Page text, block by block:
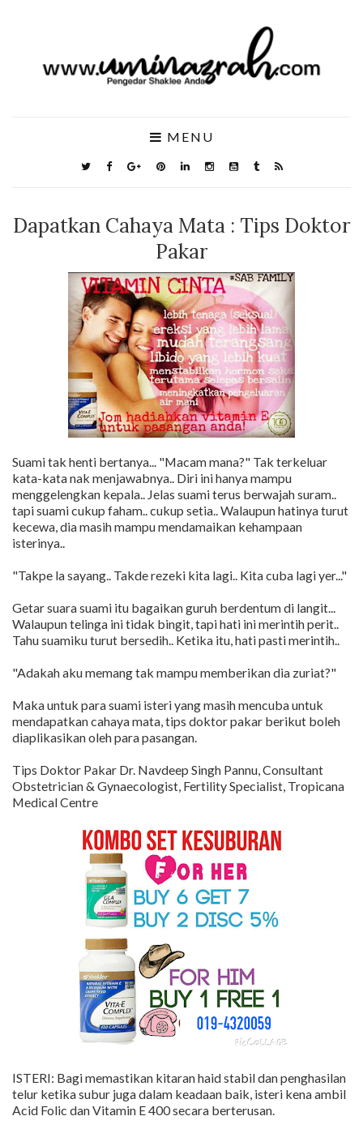
MENU
Dapatkan Cahaya Mata : Tips Doktor
Pakar
Suami tak henti bertanya... "Macam mana?" Tak terkeluar
kata-kata nak menjawabnya.. Diri ini hanya mampu
menggelengkan kepala.. Jelas suami terus berwajah suram..
tapi suami cukup faham.. cukup setia.. Walaupun hatinya turut
kecewa, dia masih mampu mendamaikan kehampaan
isterinya..
"Takpe la sayang.. Takde rezeki kita lagi.. Kita cuba lagi yer..."
Getar suara suami itu bagaikan guruh berdentum di langit...
Walaupun telinga ini tidak bingit, tapi hati ini merintih perit..
Tahu suamiku turut bersedih.. Ketika itu, hati pasti merintih..
"Adakah aku memang tak mampu memberikan dia zuriat?"
Maka untuk para suami isteri yang masih mencuba untuk
mendapatkan cahaya mata, tips doktor pakar berikut boleh
diaplikasikan oleh para pasangan.
Tips Doktor Pakar Dr. Navdeep Singh Pannu, Consultant
Obstetrician & Gynaecologist, Fertility Specialist, Tropicana
Medical Centre
ISTERI: Bagi memastikan kitaran haid stabil dan penghasilan
telur ketika subur juga dalam keadaan baik, isteri kena ambil
Acid Folic dan Vitamin E 400 secara berterusan.